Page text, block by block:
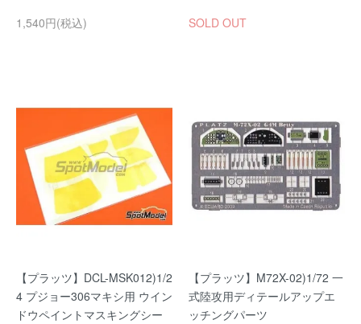
1,540円(税込) SOLD OUT
【プラッツ】DCL-MSK012)1/2
4 プジョー306マキシ用 ウイン
ドウペイントマスキングシー
【プラッツ】M72X-02)1/72 一
式陸攻用ディテールアップエ
ッチングパーツ